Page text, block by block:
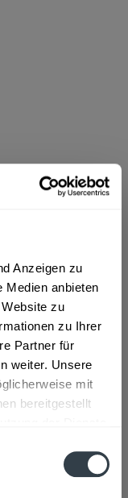
Anzeigen zu
Medien anbieten
zu
zu Ihrer
Partner für
weiter. Unsere
mit
bereitgestellt